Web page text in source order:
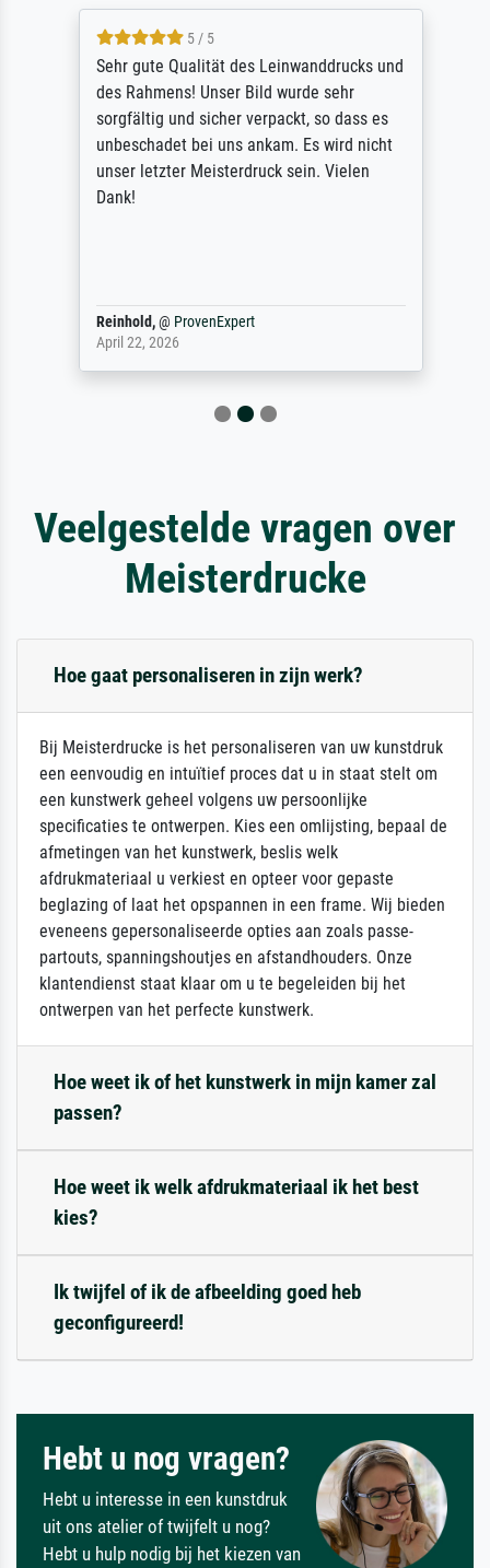
5 / 5
Sehr gute Qualität des Leinwanddrucks und
des Rahmens! Unser Bild wurde sehr
sorgfältig und sicher verpackt, so dass es
unbeschadet bei uns ankam. Es wird nicht
unser letzter Meisterdruck sein. Vielen
Dank!
Reinhold,@ProvenExpert
April 22, 2026
Veelgestelde vragen over
Meisterdrucke
Hoe gaat personaliseren in zijn werk?
Bij Meisterdrucke is het personaliseren van uw kunstdruk
een eenvoudig en intuïtief proces dat u in staat stelt om
een kunstwerk geheel volgens uw persoonlijke
specificaties te ontwerpen. Kies een omlijsting, bepaal de
afmetingen van het kunstwerk, beslis welk
afdrukmateriaal u verkiest en opteer voor gepaste
beglazing of laat het opspannen in een frame. Wij bieden
eveneens gepersonaliseerde opties aan zoals passe-
partouts, spanningshoutjes en afstandhouders. Onze
klantendienst staat klaar om u te begeleiden bij het
ontwerpen van het perfecte kunstwerk.
Hoe weet ik of het kunstwerk in mijn kamer zal
passen?
Hoe weet ik welk afdrukmateriaal ik het best
kies?
Ik twijfel of ik de afbeelding goed heb
geconfigureerd!
Hebt u nog vragen?
Hebt u interesse in een kunstdruk
uit ons atelier of twijfelt u nog?
Hebt u hulp nodig bij het kiezen van